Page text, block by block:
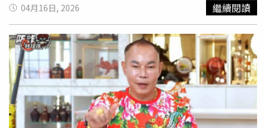
喝水壓驚，有點結巴地回應：「就正常交友關係，謝謝大家
關心。」留下無限想像空間。當時媒體拍到女方由另一位友
人陪同出門，曾敬驊獨自出門用餐，前後回到他的住處，明
顯為戀情掩護避嫌。曾敬驊笑說，該同行朋友還向他表示，
自己「終究還是一個配角」。好友是否是掩護戀情的「電燈
泡」，他又再度搬出好友卡：「沒有啦，我們就是一般正常
朋友，大家都會約。」曾敬驊在片中詮釋面臨生存困境的少
年，他透露，拍攝前特別刻意曬黑，也親自體驗如灑農藥、
04月16日, 2026 繼續閱讀